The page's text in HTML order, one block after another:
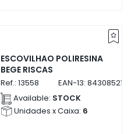
ESCOVILHAO POLIRESINA
BEGE RISCAS
Ref.: 13558 EAN-13:
Available: STOCK
Unidades x Caixa: 6